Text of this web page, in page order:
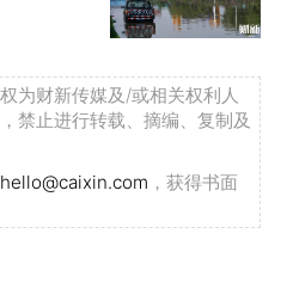
为财新传媒及/或相关权利人
禁止进行转载、摘编、复制及
hello@caixin.com ，获得书面